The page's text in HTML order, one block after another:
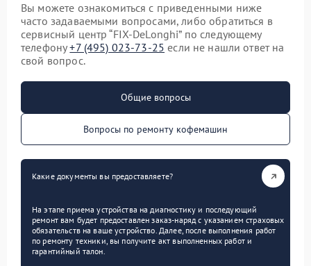
Вы можете ознакомиться с приведенными ниже
часто задаваемыми вопросами, либо обратиться в
сервисный центр “FIX-DeLonghi” по следующему
телефону+7 (495) 023-73-25 если не нашли ответ на
свой вопрос.
Общие вопросы
Вопросы по ремонту кофемашин
Какие документы вы предоставляете?
На этапе приема устройства на диагностику и последующий
ремонт вам будет предоставлен заказ-наряд с указанием страховых
обязательств на ваше устройство. Далее, после выполнения работ
по ремонту техники, вы получите акт выполненных работ и
гарантийный талон.